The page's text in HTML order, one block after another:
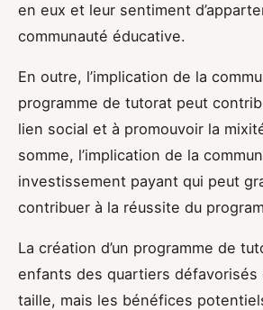
en eux et leur sentiment
communauté éducative.
En outre, l’implication de la
programme de tutorat peut
lien social et à promouvoir la
somme, l’implication de la
investissement payant qui peut
contribuer à la réussite du
La création d’un programme de
enfants des quartiers défavorisés
taille, mais les bénéfices